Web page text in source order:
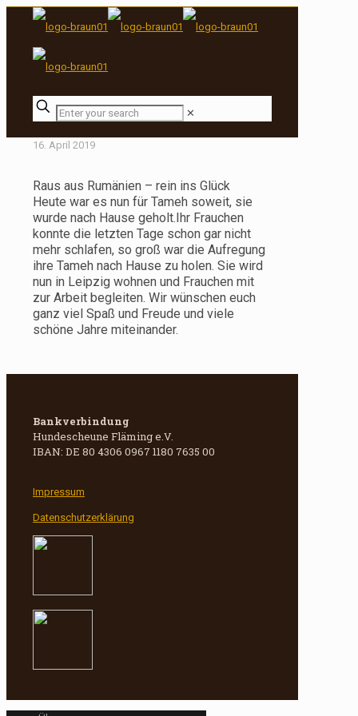
✕
16. April 2019
Raus aus Rumänien – rein ins Glück
Heute war es nun für Tameh soweit, sie
wurde nach Hause geholt.Ihr Frauchen
konnte die letzten Tage schon gar nicht
mehr schlafen, so groß war die Aufregung
ihre Tameh nach Hause zu holen. Sie wird
nun in Leipzig wohnen und Frauchen mit
zur Arbeit begleiten. Wir wünschen euch
ganz viel Spaß und Freude und viele
schöne Jahre miteinander.
Bankverbindung
Hundescheune Fläming e.V.
IBAN: DE 80 4306 0967 1180 7635 00
Impressum
Datenschutzerklärung